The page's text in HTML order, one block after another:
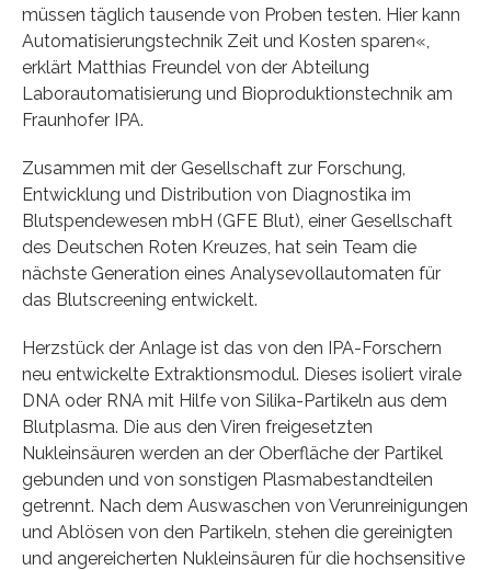
müssen täglich tausende von Proben testen. Hier kann
Automatisierungstechnik Zeit und Kosten sparen«,
erklärt Matthias Freundel von der Abteilung
Laborautomatisierung und Bioproduktionstechnik am
Fraunhofer IPA.
Zusammen mit der Gesellschaft zur Forschung,
Entwicklung und Distribution von Diagnostika im
Blutspendewesen mbH (GFE Blut), einer Gesellschaft
des Deutschen Roten Kreuzes, hat sein Team die
nächste Generation eines Analysevollautomaten für
das Blutscreening entwickelt.
Herzstück der Anlage ist das von den IPA-Forschern
neu entwickelte Extraktionsmodul. Dieses isoliert virale
DNA oder RNA mit Hilfe von Silika-Partikeln aus dem
Blutplasma. Die aus den Viren freigesetzten
Nukleinsäuren werden an der Oberfläche der Partikel
gebunden und von sonstigen Plasmabestandteilen
getrennt. Nach dem Auswaschen von Verunreinigungen
und Ablösen von den Partikeln, stehen die gereinigten
und angereicherten Nukleinsäuren für die hochsensitive